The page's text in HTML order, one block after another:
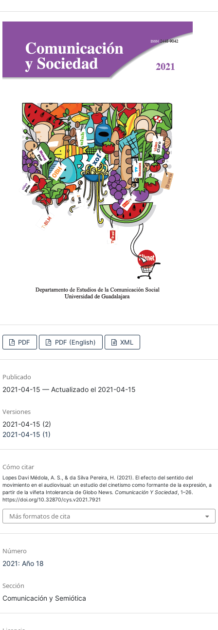
PDF PDF (English) XML
Publicado
2021-04-15 — Actualizado el 2021-04-15
Versiones
2021-04-15 (2)
2021-04-15 (1)
Cómo citar
Lopes Davi Médola, A. S., & da Silva Pereira, H. (2021). El efecto del sentido del
movimiento en el audiovisual: un estudio del cinetismo como formante de la expresión, a
partir de la viñeta Intolerancia de Globo News. Comunicación Y Sociedad, 1–26.
https://doi.org/10.32870/cys.v2021.7921
Más formatos de cita
Número
2021: Año 18
Sección
Comunicación y Semiótica